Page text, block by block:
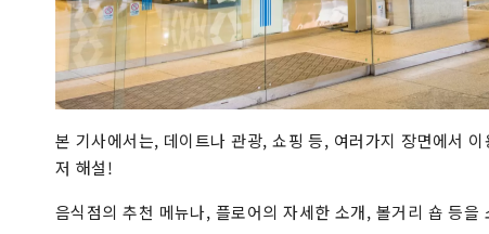
본 기사에서는, 데이트나 관광, 쇼핑 등, 여러가지 장면에서
저 해설!
음식점의 추천 메뉴나, 플로어의 자세한 소개, 볼거리 숍 등을